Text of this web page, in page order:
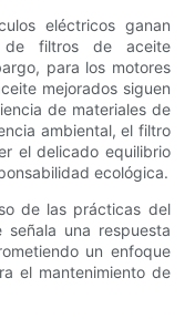
eléctricos ganan
filtros de aceite
para los motores
mejorados siguen
de materiales de
ambiental, el filtro
el delicado equilibrio
ecológica.
de las prácticas del
una respuesta
un enfoque
el mantenimiento de